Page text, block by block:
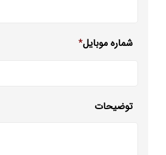
شماره موبایل*
توضیحات